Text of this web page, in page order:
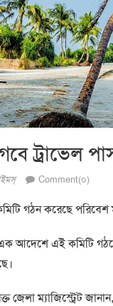
ট্রাভেল
Comment(০)
কমিটি গঠন করেছে
এক আদেশে এই কমিটি
জেলা ম্যাজিস্ট্রেট